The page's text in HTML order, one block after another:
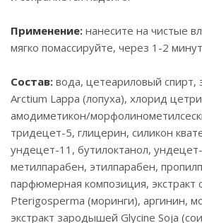
Применение: нанесите на чистые
мягко помассируйте, через 1-2
Состав: вода, цетеариловый спирт,
Arctium Lappa (лопуха), хлорид
амодиметикон/
тридецет-5, глицерин, силикон
ундецет-11, бутилоктанол,
метилпарабен, этилпарабен,
парфюмерная композиция, экстракт
Pterigosperma (моринги), аргинин,
экстракт зародышей Glycine Soja